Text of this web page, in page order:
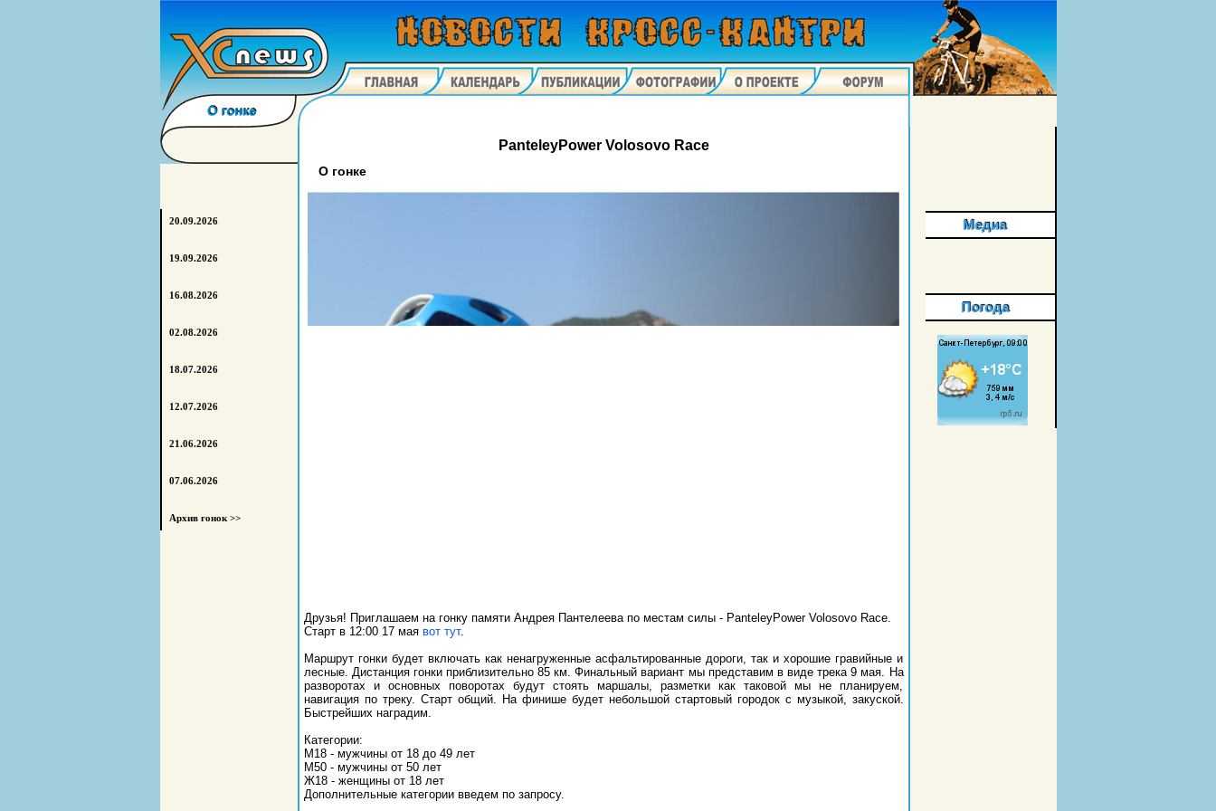
PanteleyPower Volosovo Race
О гонке
Друзья! Приглашаем на гонку памяти Андрея Пантелеева по местам силы - PanteleyPower Volosovo Race.
Старт в 12:00 17 мая вот тут.
Маршрут гонки будет включать как ненагруженные асфальтированные дороги, так и хорошие гравийные и
лесные. Дистанция гонки приблизительно 85 км. Финальный вариант мы представим в виде трека 9 мая. На
разворотах и основных поворотах будут стоять маршалы, разметки как таковой мы не планируем,
навигация по треку. Старт общий. На финише будет небольшой стартовый городок с музыкой, закуской.
Быстрейших наградим.
Категории:
М18 - мужчины от 18 до 49 лет
М50 - мужчины от 50 лет
Ж18 - женщины от 18 лет
Дополнительные категории введем по запросу.
20.09.2026
19.09.2026
16.08.2026
02.08.2026
18.07.2026
12.07.2026
21.06.2026
07.06.2026
Архив гонок >>
Медиа
Погода